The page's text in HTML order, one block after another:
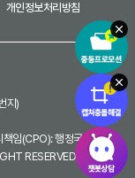
개인정보처리방침
지)
책임(CPO): 행정국장
RESERVED